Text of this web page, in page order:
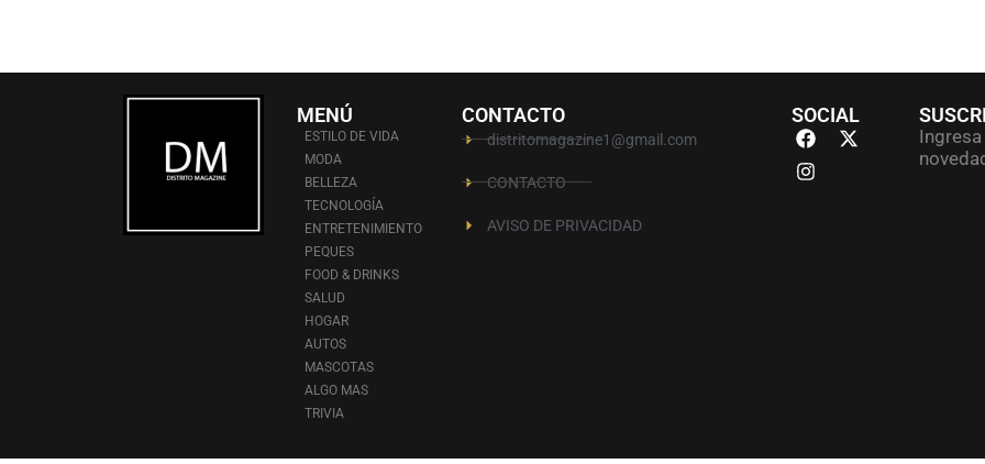
MENÚ
ESTILO DE VIDA
MODA
BELLEZA
TECNOLOGÍA
ENTRETENIMIENTO
PEQUES
FOOD & DRINKS
SALUD
HOGAR
AUTOS
MASCOTAS
ALGO MAS
TRIVIA
CONTACTO
distritomagazine1@gmail.com
CONTACTO
AVISO DE PRIVACIDAD
SOCIAL